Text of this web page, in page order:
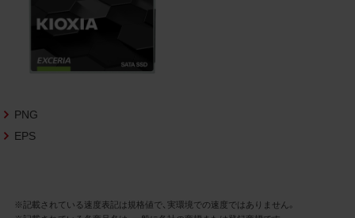
データ利用規約の記載事項は予告なく変更
さいますようお願い申し上げます。
PNG
EPS
※記載されている速度表記は規格値で、実環境での速度ではありません。